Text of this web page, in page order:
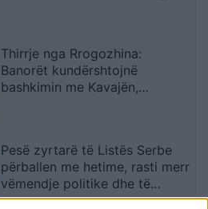
Thirrje nga Rrogozhina:
Banorët kundërshtojnë
bashkimin me Kavajën,
Pesë zyrtarë të Listës Serbe
përballen me hetime, rasti merr
vëmendje politike dhe të
sigurisë